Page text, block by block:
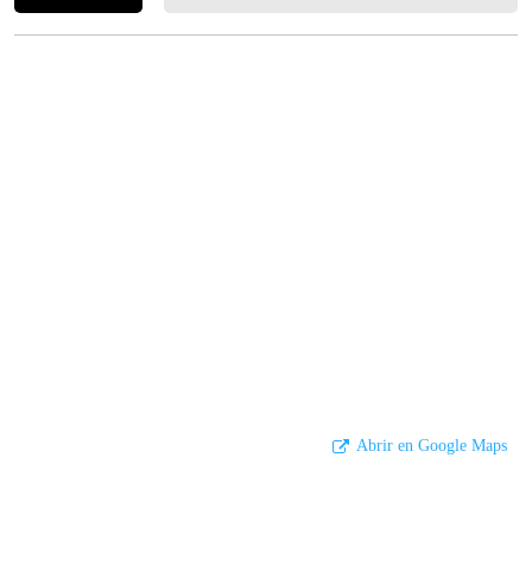
Abrir en Google Maps